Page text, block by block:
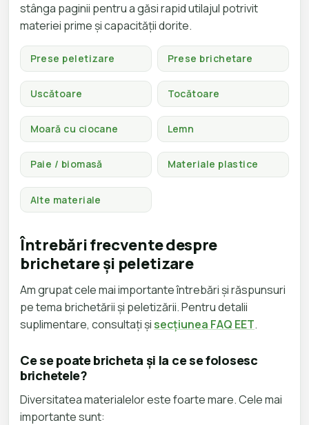
stânga paginii pentru a găsi rapid utilajul potrivit
materiei prime și capacității dorite.
Prese peletizare Prese brichetare
Uscătoare Tocătoare
Moară cu ciocane Lemn
Paie / biomasă Materiale plastice
Alte materiale
Întrebări frecvente despre
brichetare și peletizare
Am grupat cele mai importante întrebări și răspunsuri
pe tema brichetării și peletizării. Pentru detalii
suplimentare, consultați și secțiunea FAQ EET.
Ce se poate bricheta și la ce se folosesc
brichetele?
Diversitatea materialelor este foarte mare. Cele mai
importante sunt: